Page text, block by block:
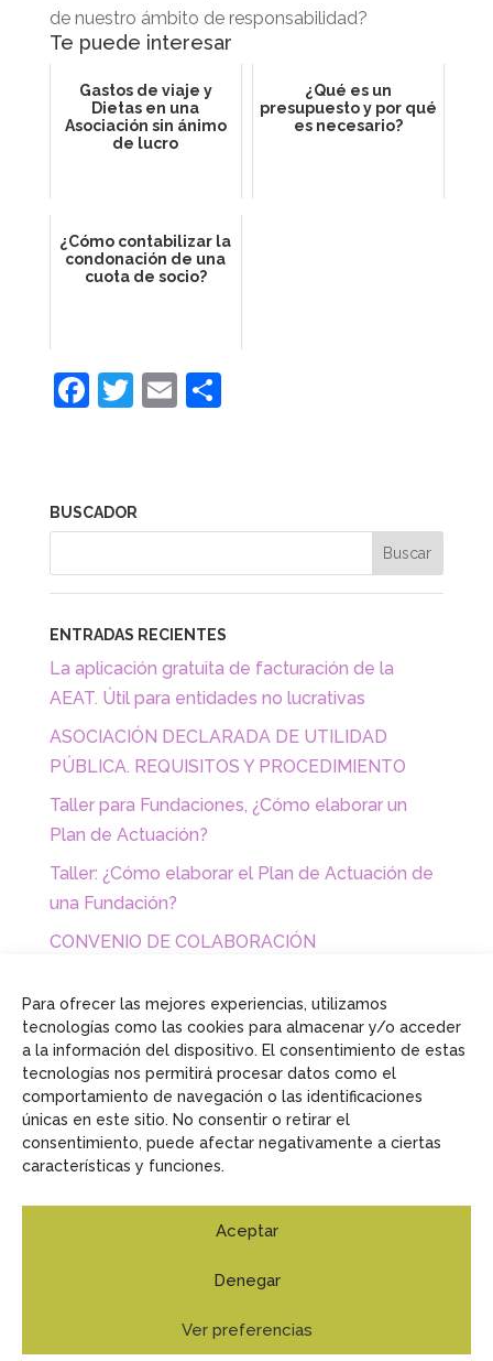
Para ofrecer las mejores experiencias, utilizamos
tecnologías como las cookies para almacenar y/o acceder
a la información del dispositivo. El consentimiento de estas
tecnologías nos permitirá procesar datos como el
comportamiento de navegación o las identificaciones
únicas en este sitio. No consentir o retirar el
consentimiento, puede afectar negativamente a ciertas
características y funciones.
Aceptar
Denegar
Ver preferencias
de nuestro ámbito de responsabilidad?
Te puede interesar
Gastos de viaje y
Dietas en una
Asociación sin ánimo
de lucro
¿Qué es un
presupuesto y por qué
es necesario?
¿Cómo contabilizar la
condonación de una
cuota de socio?
F
e
b
o
o
k
T
er
E C
ar
tir
BUSCADOR
ENTRADAS RECIENTES
La aplicación gratuita de facturación de la
AEAT. Útil para entidades no lucrativas
ASOCIACIÓN DECLARADA DE UTILIDAD
PÚBLICA. REQUISITOS Y PROCEDIMIENTO
Taller para Fundaciones, ¿Cómo elaborar un
Plan de Actuación?
Taller: ¿Cómo elaborar el Plan de Actuación de
una Fundación?
CONVENIO DE COLABORACIÓN
ASOCIACIONES
c
w
i
l
n
r
s